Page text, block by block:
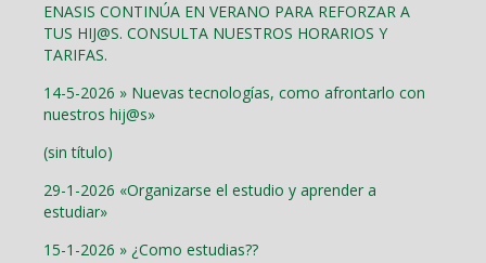
ENASIS CONTINÚA EN VERANO PARA REFORZAR A
TUS HIJ@S. CONSULTA NUESTROS HORARIOS Y
TARIFAS.
14-5-2026 » Nuevas tecnologías, como afrontarlo con
nuestros hij@s»
(sin título)
29-1-2026 «Organizarse el estudio y aprender a
estudiar»
15-1-2026 » ¿Como estudias??